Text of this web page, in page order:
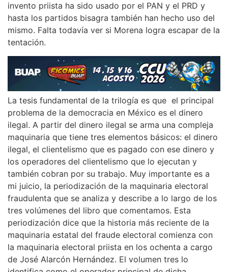
invento priista ha sido usado por el PAN y el PRD y
hasta los partidos bisagra también han hecho uso del
mismo. Falta todavía ver si Morena logra escapar de la
tentación.
La tesis fundamental de la trilogía es que el principal
problema de la democracia en México es el dinero
ilegal. A partir del dinero ilegal se arma una compleja
maquinaria que tiene tres elementos básicos: el dinero
ilegal, el clientelismo que es pagado con ese dinero y
los operadores del clientelismo que lo ejecutan y
también cobran por su trabajo. Muy importante es a
mi juicio, la periodización de la maquinaria electoral
fraudulenta que se analiza y describe a lo largo de los
tres volúmenes del libro que comentamos. Esta
periodización dice que la historia más reciente de la
maquinaria estatal del fraude electoral comienza con
la maquinaria electoral priista en los ochenta a cargo
de José Alarcón Hernández. El volumen tres lo